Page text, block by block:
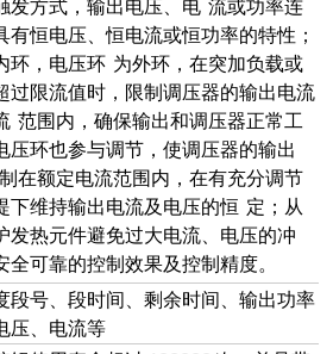
台耐材配合采用台阶交叉封闭，耐材
度，装料台开启角度增大，随着装料
度逐步缩小
来石材料，上升下降，进行装料卸料
风冷
修一年，发热元件不保修